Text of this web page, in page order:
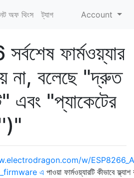
অফ থিংস ট্যাগ Account
ফার্মওয়্যার
না, বলেছে "দ্রুত
এবং "প্যাকেটের
w/
এ পাওয়া ফার্মওয়্যারটি কীভাবে ফ্ল্যাশ